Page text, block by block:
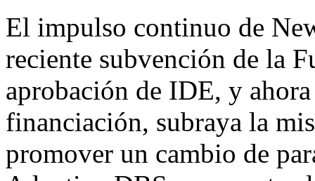
El impulso continuo de
reciente subvención de la
aprobación de IDE, y
financiación, subraya la
promover un cambio de